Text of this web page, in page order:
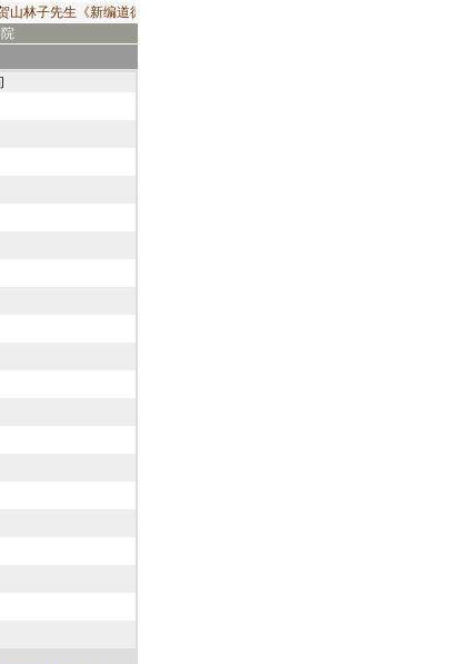
山林子先生《新编道德经》2019年出版发行！由华夏出版社出版发行的